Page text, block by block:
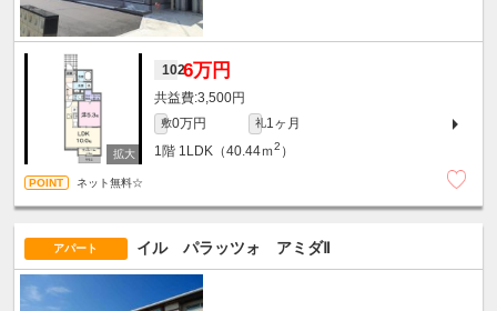
1026万円
3,500円
敷0万円 礼1ヶ月
1階 1LDK（40.44ｍ2 ）
ネット無料☆
アパート イル パラッツォ アミダⅡ